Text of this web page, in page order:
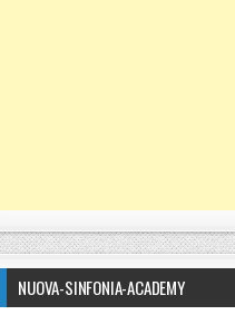
NUOVA-SINFONIA-ACADEMY